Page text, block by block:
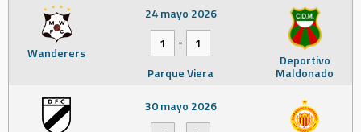
Wanderers Deportivo
Maldonado
24 mayo 2026
1
-
1
Parque Viera
30 mayo 2026